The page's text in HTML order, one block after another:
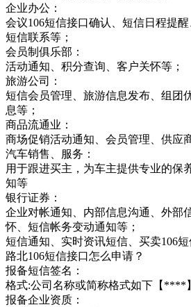
企业办公：
会议106短信接口确认、短信日程提
短信联系等；
会员制俱乐部：
活动通知、积分查询、客户关怀等；
旅游公司：
短信会员管理、旅游信息发布、组团
息等；
商品流通业：
商场促销活动通知、会员管理、供应
汽车销售、服务：
用于跟进买主，为车主提供专业的保
知等
银行证券：
企业对帐通知、内部信息沟通、外部
怀、短信帐务变动通知等；
短信通知、实时资讯短信、买卖106短
路北106短信接口怎么申请？
报备短信签名：
格式:公司名称或简称格式如下【****】
报备企业资质：